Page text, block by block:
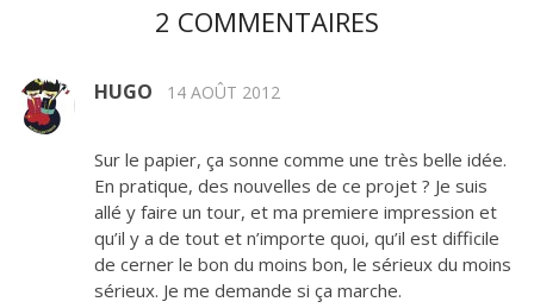
2 COMMENTAIRES
HUGO 14 AOÛT 2012
Sur le papier, ça sonne comme une très belle idée.
En pratique, des nouvelles de ce projet ? Je suis
allé y faire un tour, et ma premiere impression et
qu’il y a de tout et n’importe quoi, qu’il est difficile
de cerner le bon du moins bon, le sérieux du moins
sérieux. Je me demande si ça marche.